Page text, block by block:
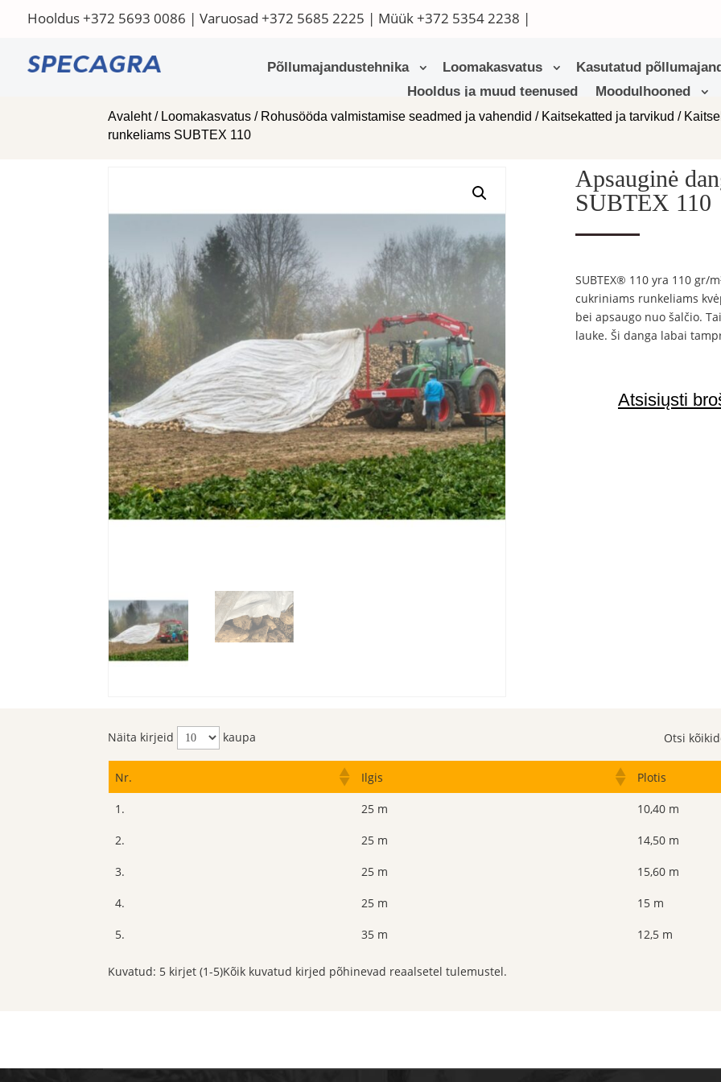
Hooldus+372 5693 0086 | Varuosad +372 5685 2225 | Müük+372 5354 2238 |
Põllumajandustehnika Loomakasvatus
Kasutatud
Hooldus ja muud teenused
Moodulhooned
Avaleht/ Loomakasvatus / Rohusööda valmistamise seadmed ja vahendid / Kaitsekatted ja tarvikud /
runkeliams SUBTEX 110
Apsauginė
SUBTEX 110
SUBTEX® 110 yra 110 gr/
cukriniams runkeliams
bei apsaugo nuo šalčio.
lauke. Ši danga labai
Atsisiųsti
Näita kirjeid kaupa Otsi
Nr. Ilgis Plotis
1. 25 m 10,40 m
2. 25 m 14,50 m
3. 25 m 15,60 m
4. 25 m 15 m
5. 35 m 12,5 m
Kuvatud: 5 kirjet (1-5)Kõik kuvatud kirjed põhinevad reaalsetel tulemustel.